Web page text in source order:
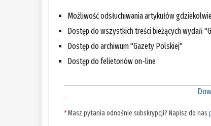
Możliwość odsłuchiwania artykułów
Dostęp do wszystkich treści bieżących wydań
Dostęp do archiwum "Gazety Polskiej"
Dostęp do felietonów on-line
*Masz pytania odnośnie subskrypcji? Napisz do nas